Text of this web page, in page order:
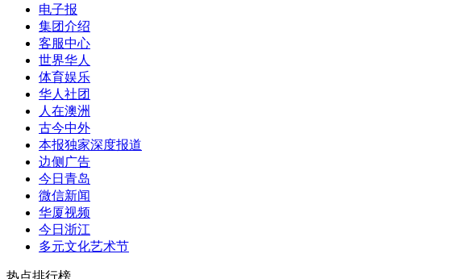
电子报
集团介绍
客服中心
世界华人
体育娱乐
华人社团
人在澳洲
古今中外
本报独家深度报道
边侧广告
今日青岛
微信新闻
华厦视频
今日浙江
多元文化艺术节
热点排行榜